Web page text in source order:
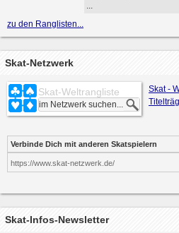
...
zu den Ranglisten...
Skat-Netzwerk
Skat-Weltrangliste
Skat -
Verbinde Dich mit anderen Skatspielern
https://www.skat-netzwerk.de/
Skat-Infos-Newsletter